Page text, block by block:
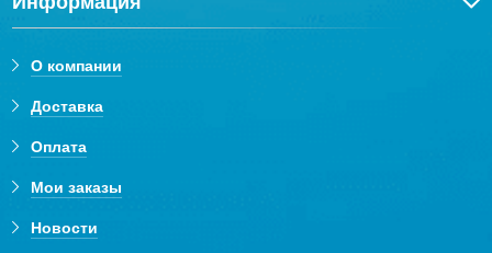
О компании
Доставка
Оплата
Мои заказы
Новости